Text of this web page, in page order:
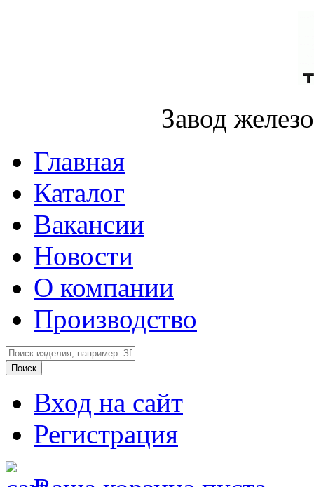
Завод
Главная
Каталог
Вакансии
Новости
О компании
Производство
Вход на сайт
Регистрация